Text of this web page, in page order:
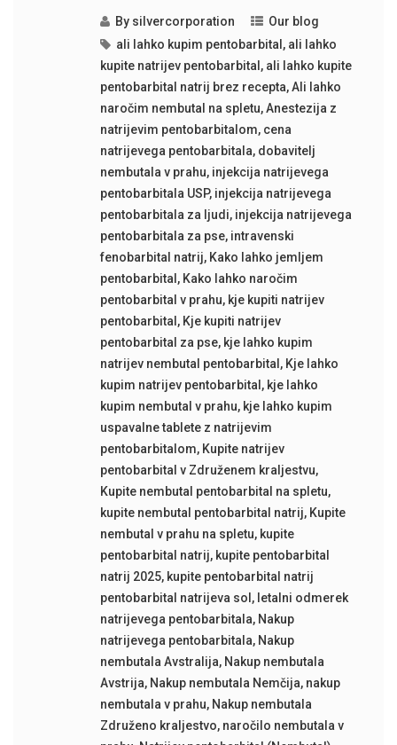
By silvercorporation
Our blog
ali lahko kupim pentobarbital , ali lahko
kupite natrijev pentobarbital , ali lahko kupite
pentobarbital natrij brez recepta,Ali lahko
naročim nembutal na spletu,Anestezija z
natrijevim pentobarbitalom, cena
natrijevega pentobarbitala, dobavitelj
nembutala v prahu, injekcija natrijevega
pentobarbitala USP, injekcija natrijevega
pentobarbitala za ljudi, injekcija natrijevega
pentobarbitala za pse, intravenski
fenobarbital natrij, Kako lahko jemljem
pentobarbital , Kako lahko naročim
pentobarbital v prahu, kje kupiti natrijev
pentobarbital , Kje kupiti natrijev
pentobarbital za pse, kje lahko kupim
natrijev nembutal pentobarbital , Kje lahko
kupim natrijev pentobarbital , kje lahko
kupim nembutal v prahu, kje lahko kupim
uspavalne tablete z natrijevim
pentobarbitalom, Kupite natrijev
pentobarbital v Združenem kraljestvu,
Kupite nembutal pentobarbital na spletu,
kupite nembutal pentobarbital natrij, Kupite
nembutal v prahu na spletu, kupite
pentobarbital natrij, kupite pentobarbital
natrij 2025, kupite pentobarbital natrij
pentobarbital natrijeva sol , letalni odmerek
natrijevega pentobarbitala, Nakup
natrijevega pentobarbitala, Nakup
nembutala Avstralija, Nakup nembutala
Avstrija, Nakup nembutala Nemčija, nakup
nembutala v prahu, Nakup nembutala
Združeno kraljestvo, naročilo nembutala v